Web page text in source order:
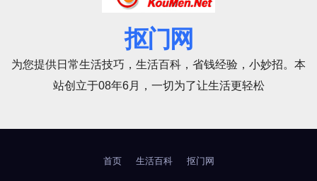
抠门网
为您提供日常生活技巧，生活百科，省钱经验，小妙招。本
站创立于08年6月，一切为了让生活更轻松
首页 生活百科 抠门网